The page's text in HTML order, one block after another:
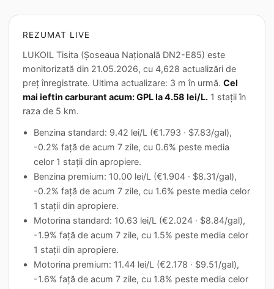
REZUMAT LIVE
LUKOIL Tisita (Șoseaua Națională DN2-E85) este
monitorizată din 21.05.2026, cu 4,628 actualizări de
preț înregistrate. Ultima actualizare: 3 m în urmă. Cel
mai ieftin carburant acum: GPL la 4.58 lei/L. 1 stații în
raza de 5 km.
Benzina standard: 9.42 lei/L (€1.793 · $7.83/gal),
-0.2% față de acum 7 zile, cu 0.6% peste media
celor 1 stații din apropiere.
Benzina premium: 10.00 lei/L (€1.904 · $8.31/gal),
-0.2% față de acum 7 zile, cu 1.6% peste media celor
1 stații din apropiere.
Motorina standard: 10.63 lei/L (€2.024 · $8.84/gal),
-1.9% față de acum 7 zile, cu 1.5% peste media celor
1 stații din apropiere.
Motorina premium: 11.44 lei/L (€2.178 · $9.51/gal),
-1.6% față de acum 7 zile, cu 1.8% peste media celor